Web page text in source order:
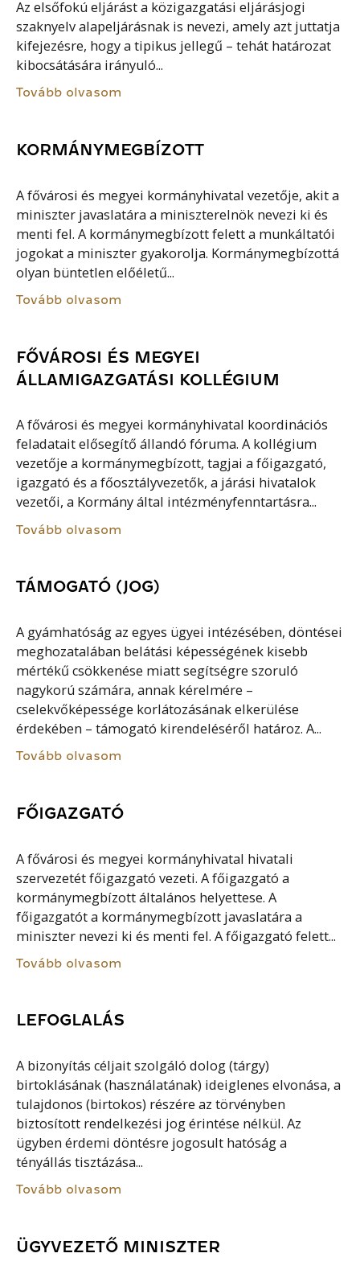
Az elsőfokú eljárást a közigazgatási eljárásjogi
szaknyelv alapeljárásnak is nevezi, amely azt juttatja
kifejezésre, hogy a tipikus jellegű – tehát határozat
kibocsátására irányuló...
Tovább olvasom
KORMÁNYMEGBÍZOTT
A fővárosi és megyei kormányhivatal vezetője, akit a
miniszter javaslatára a miniszterelnök nevezi ki és
menti fel. A kormánymegbízott felett a munkáltatói
jogokat a miniszter gyakorolja. Kormánymegbízottá
olyan büntetlen előéletű...
Tovább olvasom
FŐVÁROSI ÉS MEGYEI
ÁLLAMIGAZGATÁSI KOLLÉGIUM
A fővárosi és megyei kormányhivatal koordinációs
feladatait elősegítő állandó fóruma. A kollégium
vezetője a kormánymegbízott, tagjai a főigazgató,
igazgató és a főosztályvezetők, a járási hivatalok
vezetői, a Kormány által intézményfenntartásra...
Tovább olvasom
TÁMOGATÓ (JOG)
A gyámhatóság az egyes ügyei intézésében, döntései
meghozatalában belátási képességének kisebb
mértékű csökkenése miatt segítségre szoruló
nagykorú számára, annak kérelmére –
cselekvőképessége korlátozásának elkerülése
érdekében – támogató kirendeléséről határoz. A...
Tovább olvasom
FŐIGAZGATÓ
A fővárosi és megyei kormányhivatal hivatali
szervezetét főigazgató vezeti. A főigazgató a
kormánymegbízott általános helyettese. A
főigazgatót a kormánymegbízott javaslatára a
miniszter nevezi ki és menti fel. A főigazgató felett...
Tovább olvasom
LEFOGLALÁS
A bizonyítás céljait szolgáló dolog (tárgy)
birtoklásának (használatának) ideiglenes elvonása, a
tulajdonos (birtokos) részére az törvényben
biztosított rendelkezési jog érintése nélkül. Az
ügyben érdemi döntésre jogosult hatóság a
tényállás tisztázása...
Tovább olvasom
ÜGYVEZETŐ MINISZTER